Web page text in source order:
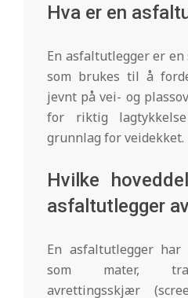
Hva er en
En asfaltutlegger er
som brukes til å
jevnt på vei- og
for riktig
grunnlag for veidekket.
Hvilke
asfaltutlegger
En asfaltutlegger har
som mater,
avrettingsskjær